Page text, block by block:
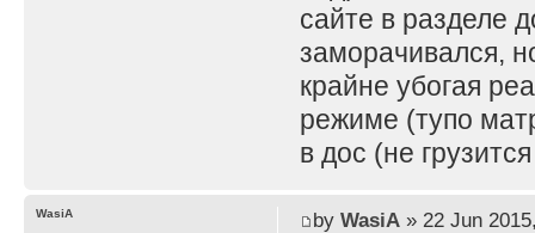
сайте в разделе
заморачивался,
крайне убогая
режиме (тупо
в дос (не
by WasiA» 22 Jun
WasiA